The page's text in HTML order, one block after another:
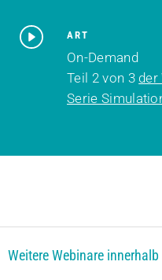
ART
On-Demand
Teil 2 von 3 der
Serie
Weitere Webinare